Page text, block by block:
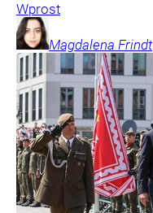
Wprost
Magdalena Frindt